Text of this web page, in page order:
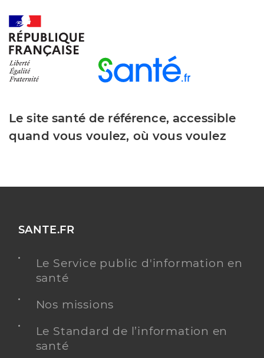
Le site santé de référence, accessible
quand vous voulez, où vous voulez
SANTE.FR
Le Service public d'information en
santé
Nos missions
Le Standard de l’information en
santé